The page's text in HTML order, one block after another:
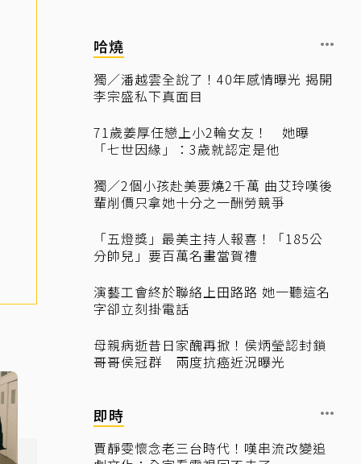
哈燒
獨／潘越雲全說了！40年感情曝光 揭開
李宗盛私下真面目
71歲姜厚任戀上小2輪女友！ 她曝
「七世因緣」：3歲就認定是他
獨／2個小孩赴美要燒2千萬 曲艾玲嘆後
輩削價只拿她十分之一酬勞競爭
「五燈獎」最美主持人報喜！「185公
分帥兒」要百萬名畫當賀禮
演藝工會終於聯絡上田路路 她一聽這名
字卻立刻掛電話
母親病逝昔日家醜再掀！侯炳瑩認封鎖
哥哥侯冠群 兩度抗癌近況曝光
即時
賈靜雯懷念老三台時代！嘆串流改變追